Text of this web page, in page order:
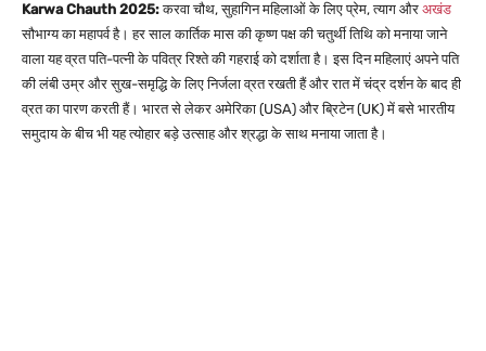
Karwa Chauth 2025:करवा चौथ, सुहागिन महिलाओं के लिए प्रेम, त्याग और अखंड
सौभाग्य का महापर्व है। हर साल कार्तिक मास की कृष्ण पक्ष की चतुर्थी तिथि को मनाया जाने
वाला यह व्रत पति-पत्नी के पवित्र रिश्ते की गहराई को दर्शाता है। इस दिन महिलाएं अपने पति
की लंबी उम्र और सुख-समृद्धि के लिए निर्जला व्रत रखती हैं और रात में चंद्र दर्शन के बाद ही
व्रत का पारण करती हैं। भारत से लेकर अमेरिका (USA) और ब्रिटेन (UK) में बसे भारतीय
समुदाय के बीच भी यह त्योहार बड़े उत्साह और श्रद्धा के साथ मनाया जाता है।